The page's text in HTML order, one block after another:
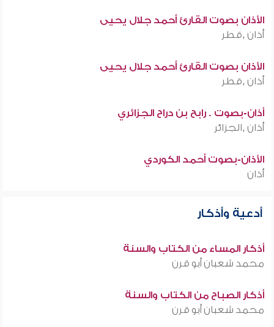
الأذان بصوت القارئ أحمد جلال يحيى
أذان ,قطر
الأذان بصوت القارئ أحمد جلال يحيى
أذان ,قطر
أذان-بصوت . رابح بن دراح الجزائري
أذان ,الجزائر
الأذان-بصوت أحمد الكوردي
أذان
أدعية وأذكار
أذكار المساء من الكتاب والسنة
محمد شعبان أبو قرن
أذكار الصباح من الكتاب والسنة
محمد شعبان أبو قرن